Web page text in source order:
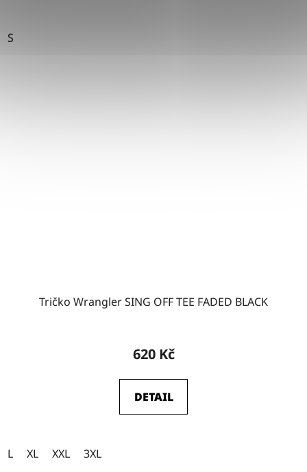
S
Tričko Wrangler SING OFF TEE FADED BLACK
620 Kč
DETAIL
L XL XXL 3XL